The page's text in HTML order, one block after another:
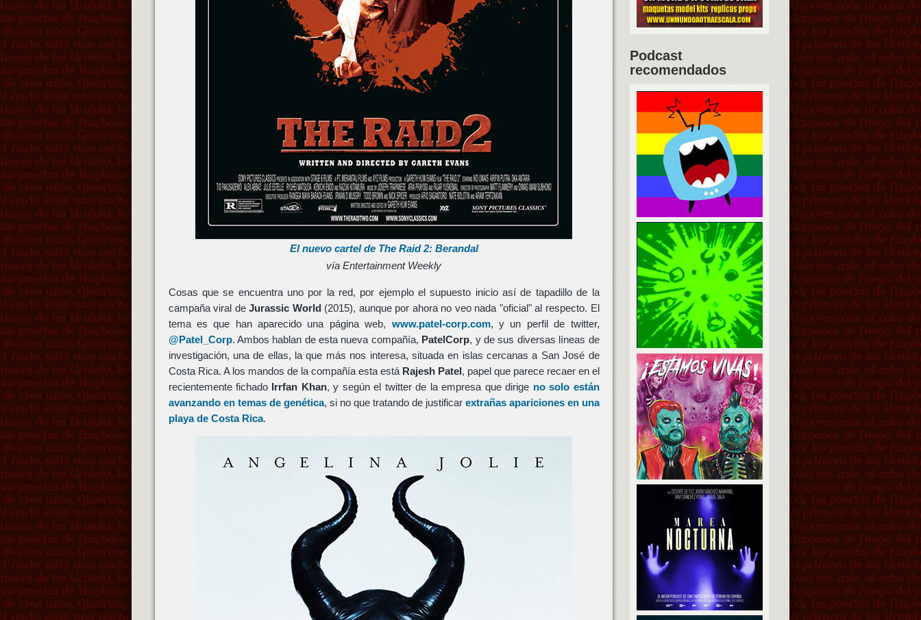
El nuevo cartel de The Raid 2: Berandal
vía Entertainment Weekly
Cosas que se encuentra uno por la red, por ejemplo el supuesto inicio así de tapadillo de la
campaña viral deJurassic World(2015), aunque por ahora no veo nada "oficial" al respecto. El
tema es que han aparecido una página web, www.patel-corp.com, y un perfil de twitter,
@Patel_Corp. Ambos hablan de esta nueva compañía, PatelCorp, y de sus diversas líneas de
investigación, una de ellas, la que más nos interesa, situada en islas cercanas a San José de
Costa Rica. A los mandos de la compañía esta está Rajesh Patel, papel que parece recaer en el
recientemente fichado Irrfan Khan, y según el twitter de la empresa que dirige no solo están
avanzando en temas de genética, si no que tratando de justificar extrañas apariciones en una
playa de Costa Rica.
Podcast
recomendados